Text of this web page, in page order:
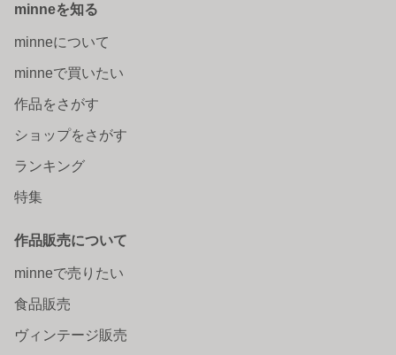
minneを知る
minneについて
minneで買いたい
作品をさがす
ショップをさがす
ランキング
特集
作品販売について
minneで売りたい
食品販売
ヴィンテージ販売